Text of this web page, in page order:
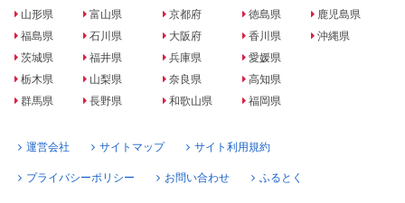
山形県
福島県
茨城県
栃木県
群馬県
富山県
石川県
福井県
山梨県
長野県
京都府
大阪府
兵庫県
奈良県
和歌山県
徳島県
香川県
愛媛県
高知県
福岡県
鹿児島県
沖縄県
運営会社 サイトマップ サイト利用規約
プライバシーポリシー お問い合わせ ふるとく